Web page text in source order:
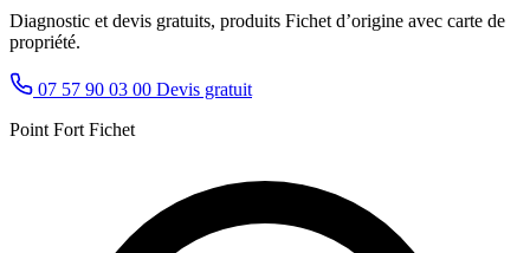
Diagnostic et devis gratuits, produits Fichet d’origine avec carte de
propriété.
07 57 90 03 00 Devis gratuit
Point Fort Fichet